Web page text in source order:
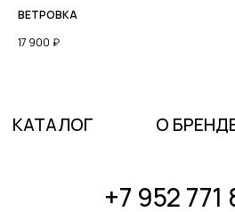
ВЕТРОВКА
17 900 ₽